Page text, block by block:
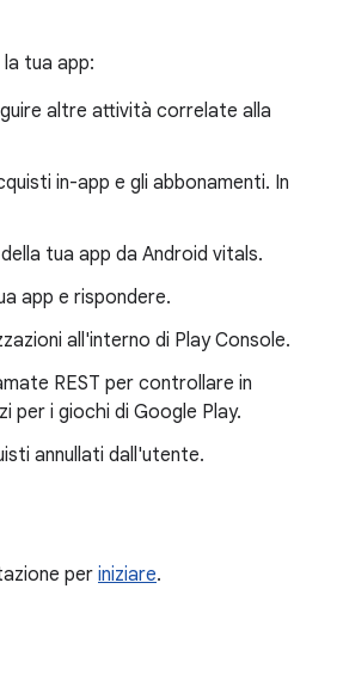
tua app:
altre attività correlate alla
in-app e gli abbonamenti. In
tua app da Android vitals.
app e rispondere.
all'interno di Play Console.
REST per controllare in
per i giochi di Google Play.
annullati dall'utente.
per iniziare.